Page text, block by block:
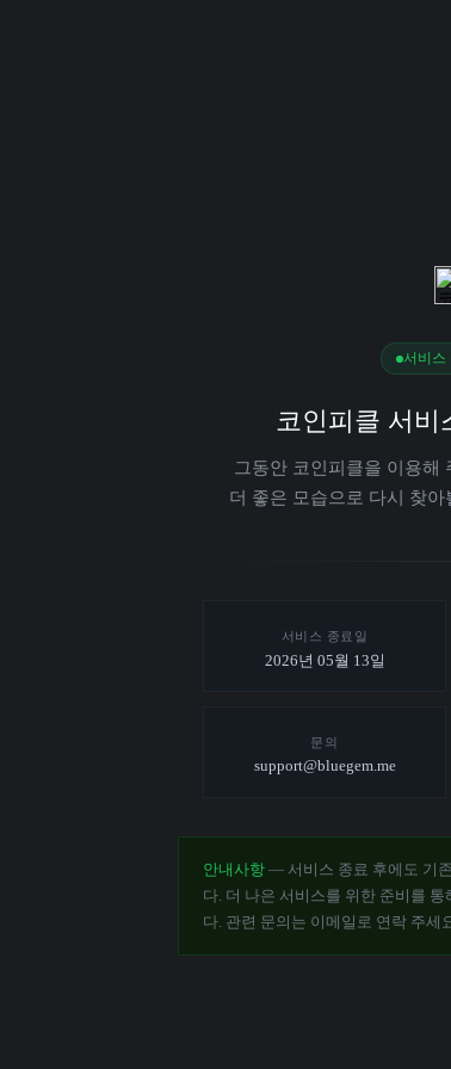
서비스
코인피클 서비
그동안 코인피클을 이용해
더 좋은 모습으로 다시 찾
서비스 종료일
2026년 05월 13일
문의
support@bluegem.me
안내사항 — 서비스 종료 후에도 기
다. 더 나은 서비스를 위한 준비를
다. 관련 문의는 이메일로 연락 주세